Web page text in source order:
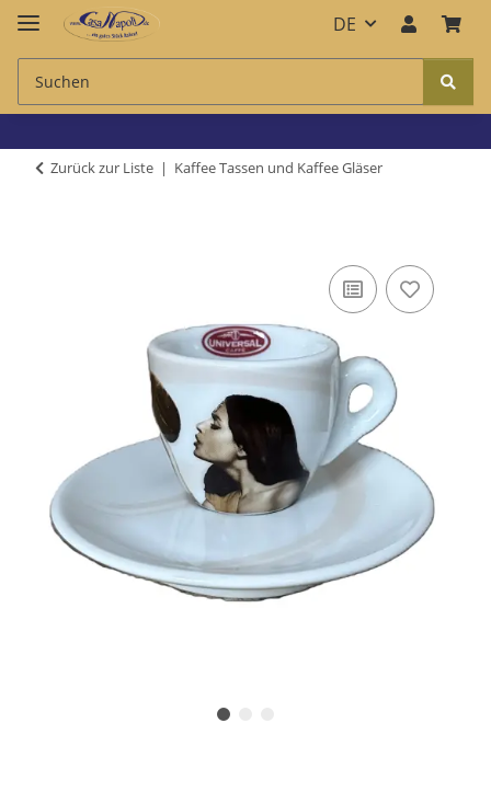
DE
Zurück zur Liste Kaffee Tassen und Kaffee Gläser